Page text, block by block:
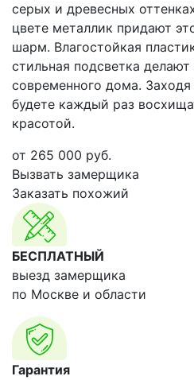
серых и древесных
цвете металлик придают
шарм. Влагостойкая
стильная подсветка
современного дома.
будете каждый раз
красотой.
от 265 000 руб.
Вызвать замерщика
Заказать похожий
БЕСПЛАТНЫЙ
выезд замерщика
по Москве и области
Гарантия